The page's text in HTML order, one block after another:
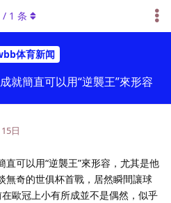
体育新闻
就簡直可以用“逆襲王”來形容
/ 1 条
日
可以用“逆襲王”來形容，尤其是他
無奇的世俱杯首戰，居然瞬間讓球
歐冠上小有所成並不是偶然，似乎